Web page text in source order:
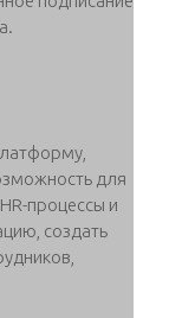
для
процессы и
создать